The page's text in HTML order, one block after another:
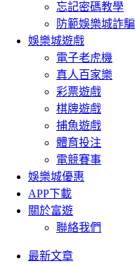
忘記密碼教學
防範娛樂城詐騙
娛樂城遊戲
電子老虎機
真人百家樂
彩票遊戲
棋牌遊戲
捕魚遊戲
體育投注
電競賽事
娛樂城優惠
APP下載
關於富遊
聯絡我們
最新文章